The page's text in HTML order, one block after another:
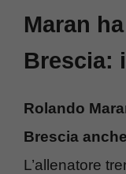
Maran
Brescia:
Rolando
Brescia
L’allenatore